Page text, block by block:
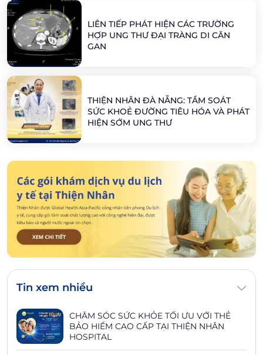
LIÊN TIẾP PHÁT HIỆN CÁC TRƯỜNG
HỢP UNG THƯ ĐẠI TRÀNG DI CĂN
GAN
THIỆN NHÂN ĐÀ NẴNG: TẦM SOÁT
SỨC KHOẺ ĐƯỜNG TIÊU HÓA VÀ PHÁT
HIỆN SỚM UNG THƯ
Tin xem nhiều
CHĂM SÓC SỨC KHỎE TỐI ƯU VỚI THẺ
BẢO HIỂM CAO CẤP TẠI THIỆN NHÂN
HOSPITAL